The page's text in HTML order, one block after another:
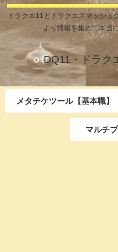
ドラクエ11とドラクエスマッシ
より情報を集めて本当
DQ11・ドラク
メタチケツール【基本職】
マルチ